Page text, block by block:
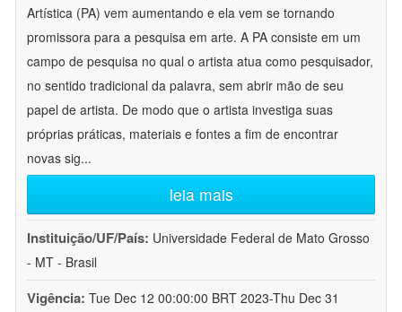
Artística (PA) vem aumentando e ela vem se tornando
promissora para a pesquisa em arte. A PA consiste em um
campo de pesquisa no qual o artista atua como pesquisador,
no sentido tradicional da palavra, sem abrir mão de seu
papel de artista. De modo que o artista investiga suas
próprias práticas, materiais e fontes a fim de encontrar
novas sig...
leia mais
Instituição/UF/País: Universidade Federal de Mato Grosso
- MT - Brasil
Vigência: Tue Dec 12 00:00:00 BRT 2023-Thu Dec 31